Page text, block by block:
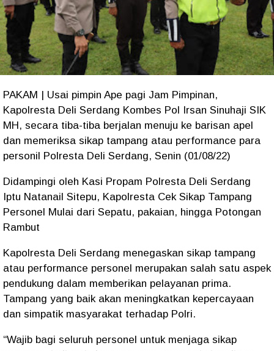
PAKAM | Usai pimpin Ape pagi Jam Pimpinan,
Kapolresta Deli Serdang Kombes Pol Irsan Sinuhaji SIK
MH, secara tiba-tiba berjalan menuju ke barisan apel
dan memeriksa sikap tampang atau performance para
personil Polresta Deli Serdang, Senin (01/08/22)
Didampingi oleh Kasi Propam Polresta Deli Serdang
Iptu Natanail Sitepu, Kapolresta Cek Sikap Tampang
Personel Mulai dari Sepatu, pakaian, hingga Potongan
Rambut
Kapolresta Deli Serdang menegaskan sikap tampang
atau performance personel merupakan salah satu aspek
pendukung dalam memberikan pelayanan prima.
Tampang yang baik akan meningkatkan kepercayaan
dan simpatik masyarakat terhadap Polri.
“Wajib bagi seluruh personel untuk menjaga sikap